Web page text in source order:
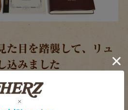
た目を踏襲して、リュ
込みました